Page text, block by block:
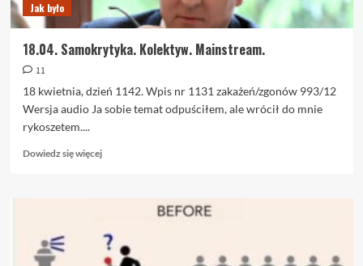
Jak było
18.04. Samokrytyka. Kolektyw. Mainstream.
11
18 kwietnia, dzień 1142. Wpis nr 1131 zakażeń/zgonów 993/12
Wersja audio Ja sobie temat odpuściłem, ale wrócił do mnie
rykoszetem....
Dowiedz się więcejDowiedz
Kolektyw.
Mainstream.